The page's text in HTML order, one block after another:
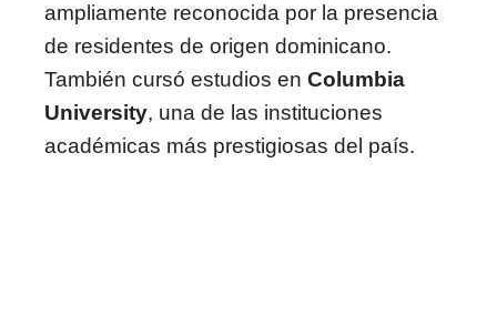
ampliamente reconocida por la presencia
de residentes de origen dominicano.
También cursó estudios en Columbia
University, una de las instituciones
académicas más prestigiosas del país.